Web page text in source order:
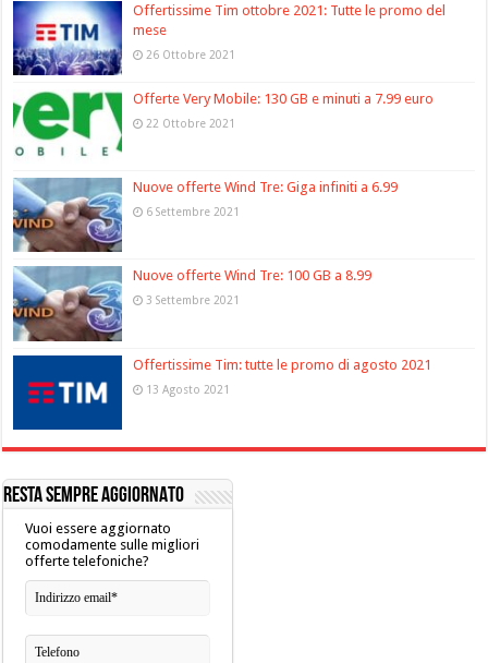
Offertissime Tim ottobre 2021: Tutte le promo del
mese
26 Ottobre 2021
Offerte Very Mobile: 130 GB e minuti a 7.99 euro
22 Ottobre 2021
Nuove offerte Wind Tre: Giga infiniti a 6.99
6 Settembre 2021
Nuove offerte Wind Tre: 100 GB a 8.99
3 Settembre 2021
Offertissime Tim: tutte le promo di agosto 2021
13 Agosto 2021
RESTA SEMPRE AGGIORNATO
Vuoi essere aggiornato
comodamente sulle migliori
offerte telefoniche?